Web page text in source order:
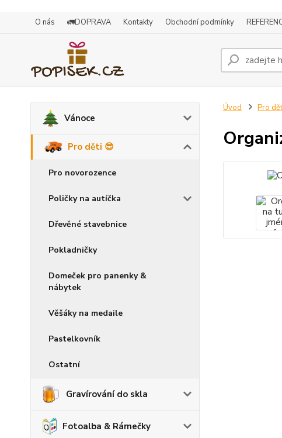
O nás 🚛DOPRAVA Kontakty Obchodní podmínky
Vánoce
Pro děti 😎
Pro novorozence
Poličky na autíčka
Dřevěné stavebnice
Pokladničky
Domeček pro panenky &
nábytek
Věšáky na medaile
Pastelkovník
Ostatní
Gravírování do skla
Fotoalba & Rámečky
Úvod Pro